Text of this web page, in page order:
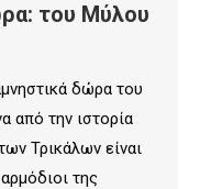
του Μύλου
δώρα του
από την ιστορία
Τρικάλων είναι
της